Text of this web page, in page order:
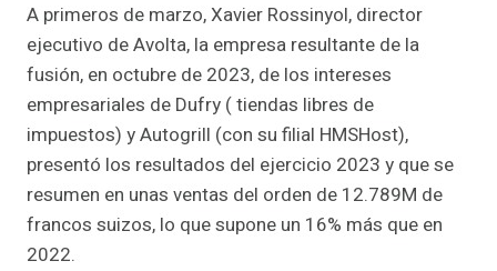
A primeros de marzo, Xavier Rossinyol, director
ejecutivo de Avolta, la empresa resultante de la
fusión, en octubre de 2023, de los intereses
empresariales de Dufry ( tiendas libres de
impuestos) y Autogrill (con su filial HMSHost),
presentó los resultados del ejercicio 2023 y que se
resumen en unas ventas del orden de 12.789M de
francos suizos, lo que supone un 16% más que en
2022.